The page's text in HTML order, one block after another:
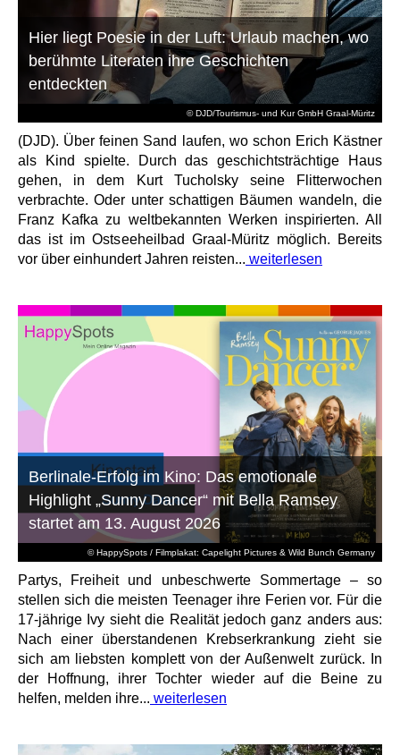
© DJD/Tourismus- und Kur GmbH Graal-Müritz
Hier liegt Poesie in der Luft: Urlaub machen, wo
berühmte Literaten ihre Geschichten
entdeckten
(DJD). Über feinen Sand laufen, wo schon Erich Kästner
als Kind spielte. Durch das geschichtsträchtige Haus
gehen, in dem Kurt Tucholsky seine Flitterwochen
verbrachte. Oder unter schattigen Bäumen wandeln, die
Franz Kafka zu weltbekannten Werken inspirierten. All
das ist im Ostseeheilbad Graal-Müritz möglich. Bereits
vor über einhundert Jahren reisten... weiterlesen
© HappySpots / Filmplakat: Capelight Pictures & Wild Bunch Germany
Berlinale-Erfolg im Kino: Das emotionale
Highlight „Sunny Dancer“ mit Bella Ramsey
startet am 13. August 2026
Partys, Freiheit und unbeschwerte Sommertage – so
stellen sich die meisten Teenager ihre Ferien vor. Für die
17-jährige Ivy sieht die Realität jedoch ganz anders aus:
Nach einer überstandenen Krebserkrankung zieht sie
sich am liebsten komplett von der Außenwelt zurück. In
der Hoffnung, ihrer Tochter wieder auf die Beine zu
helfen, melden ihre... weiterlesen